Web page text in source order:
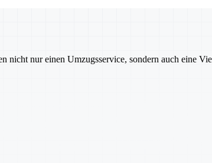
nur einen Umzugsservice, sondern auch eine